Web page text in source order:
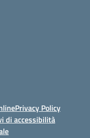
Privacy Policy
di accessibilità